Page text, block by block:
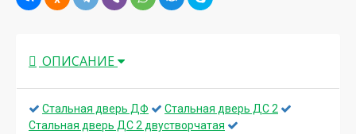
ОПИСАНИЕ
Стальная дверь ДФ
Стальная дверь ДС 2
Стальная дверь ДС 2 двустворчатая